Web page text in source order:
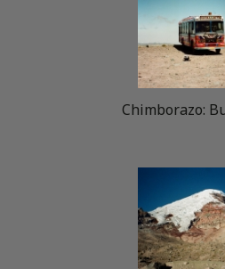
Chimborazo: